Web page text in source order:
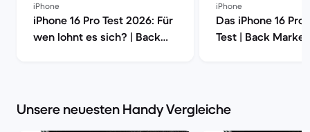
iPhone
iPhone 16 Pro Test 2026: Für
wen lohnt es sich? | Back
iPhone
Das iPhone 16 Pro
Test | Back Market
Unsere neuesten Handy Vergleiche